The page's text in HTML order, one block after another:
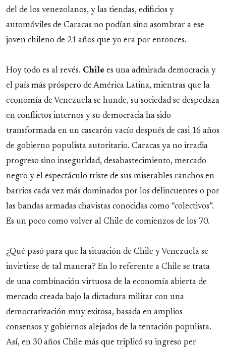
del de los venezolanos, y las tiendas, edificios y
automóviles de Caracas no podían sino asombrar a ese
joven chileno de 21 años que yo era por entonces.
Hoy todo es al revés. Chile es una admirada democracia y
el país más próspero de América Latina, mientras que la
economía de Venezuela se hunde, su sociedad se despedaza
en conflictos internos y su democracia ha sido
transformada en un cascarón vacío después de casi 16 años
de gobierno populista autoritario. Caracas ya no irradia
progreso sino inseguridad, desabastecimiento, mercado
negro y el espectáculo triste de sus miserables ranchos en
barrios cada vez más dominados por los delincuentes o por
las bandas armadas chavistas conocidas como “colectivos”.
Es un poco como volver al Chile de comienzos de los 70.
¿Qué pasó para que la situación de Chile y Venezuela se
invirtiese de tal manera? En lo referente a Chile se trata
de una combinación virtuosa de la economía abierta de
mercado creada bajo la dictadura militar con una
democratización muy exitosa, basada en amplios
consensos y gobiernos alejados de la tentación populista.
Así, en 30 años Chile más que triplicó su ingreso per